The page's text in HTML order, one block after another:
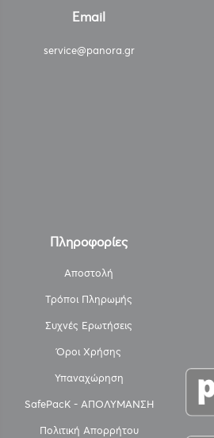
Email
service@panora.gr
Πληροφορίες
Αποστολή
Τρόποι Πληρωμής
Συχνές Ερωτήσεις
Όροι Χρήσης
Υπαναχώρηση
SafePacK - ΑΠΟΛΥΜΑΝΣΗ
Πολιτική Απορρήτου